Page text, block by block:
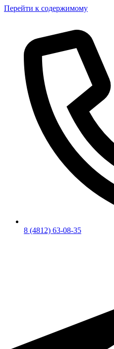
Перейти к содержимому
8 (4812) 63-08-35